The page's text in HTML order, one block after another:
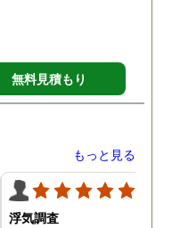
無料見積もり
もっと見る
浮気調査